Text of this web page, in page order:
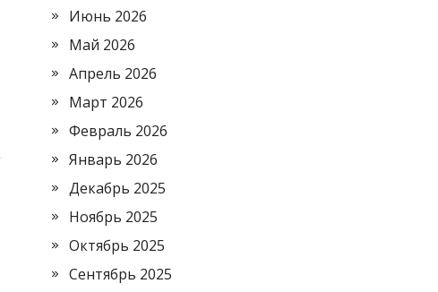
Июнь 2026
Май 2026
Апрель 2026
Март 2026
Февраль 2026
Январь 2026
Декабрь 2025
Ноябрь 2025
Октябрь 2025
Сентябрь 2025